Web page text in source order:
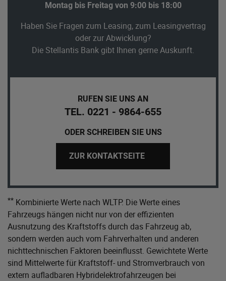
Montag bis Freitag von 9:00 bis 18:00
Haben Sie Fragen zum Leasing, zum Leasingvertrag
oder zur Abwicklung?
Die Stellantis Bank gibt Ihnen gerne Auskunft.
RUFEN SIE UNS AN
TEL. 0221 - 9864-655
ODER SCHREIBEN SIE UNS
ZUR KONTAKTSEITE
** Kombinierte Werte nach WLTP. Die Werte eines
Fahrzeugs hängen nicht nur von der effizienten
Ausnutzung des Kraftstoffs durch das Fahrzeug ab,
sondern werden auch vom Fahrverhalten und anderen
nichttechnischen Faktoren beeinflusst. Gewichtete Werte
sind Mittelwerte für Kraftstoff- und Stromverbrauch von
extern aufladbaren Hybridelektrofahrzeugen bei